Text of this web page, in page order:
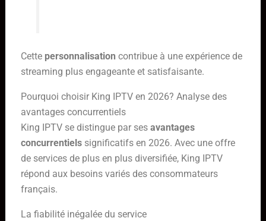
Cette personnalisation contribue à une expérience de
streaming plus engageante et satisfaisante.
Pourquoi choisir King IPTV en 2026? Analyse des
avantages concurrentiels
King IPTV se distingue par ses avantages
concurrentielssignificatifs en 2026. Avec une offre
de services de plus en plus diversifiée, King IPTV
répond aux besoins variés des consommateurs
français.
La fiabilité inégalée du service